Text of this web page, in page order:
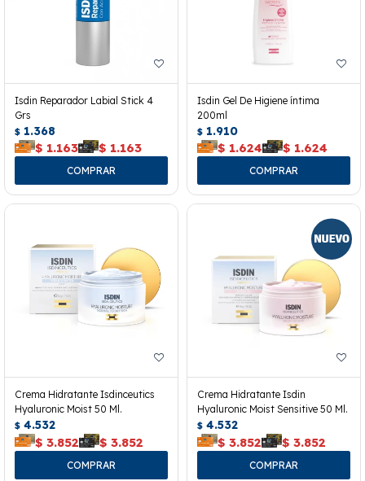
Isdin Reparador Labial Stick 4
Grs
$ 1.368
$ 1.163 $ 1.163
Isdin Gel De Higiene íntima
200ml
$ 1.910
$ 1.624 $ 1.624
Crema Hidratante Isdinceutics
Hyaluronic Moist 50 Ml.
$ 4.532
$ 3.852 $ 3.852
Crema Hidratante Isdin
Hyaluronic Moist Sensitive 50 Ml.
$ 4.532
$ 3.852 $ 3.852